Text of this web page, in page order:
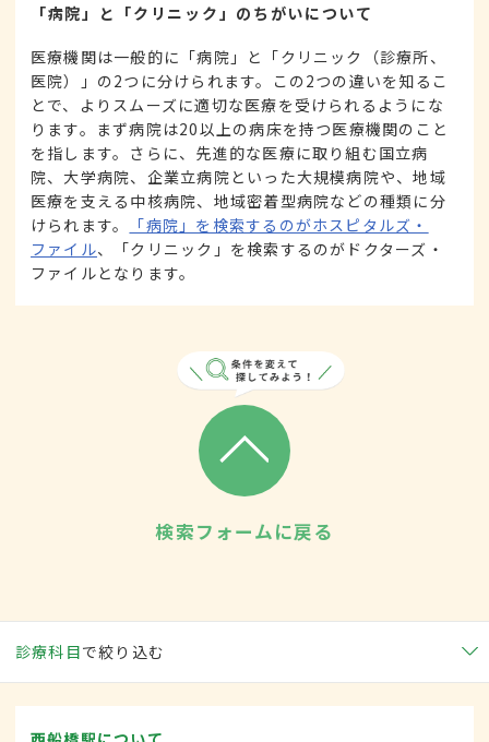
「病院」と「クリニック」のちがいについて
医療機関は一般的に「病院」と「クリニック（診療所、
医院）」の2つに分けられます。この2つの違いを知るこ
とで、よりスムーズに適切な医療を受けられるようにな
ります。まず病院は20以上の病床を持つ医療機関のこと
を指します。さらに、先進的な医療に取り組む国立病
院、大学病院、企業立病院といった大規模病院や、地域
医療を支える中核病院、地域密着型病院などの種類に分
けられます。
「病院」を検索するのがホスピタルズ・
ファイル、「クリニック」を検索するのがドクターズ・
ファイルとなります。
検索フォームに戻る
診療科目で絞り込む